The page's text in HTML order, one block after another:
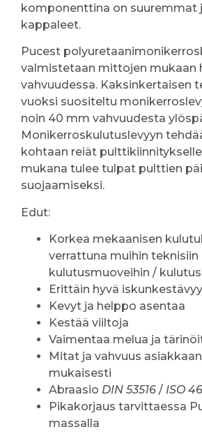
komponenttina on suuremmat
kappaleet.
Pucest
valmistetaan mittojen mukaan
vahvuudessa. Kaksinkertaisen
vuoksi suositeltu
noin 40 mm vahvuudesta
Monikerroskulutuslevyyn
kohtaan reiät
mukana tulee tulpat pulttien
suojaamiseksi.
Edut:
Korkea mekaanisen
verrattuna muihin teknisiin
kulutusmuoveihin /
Erittäin hyvä
Kevyt ja helppo asentaa
Kestää viiltoja
Vaimentaa melua ja
Mitat ja vahvuus
mukaisesti
Abraasio DIN 53516 / ISO
Pikakorjaus tarvittaessa
massalla